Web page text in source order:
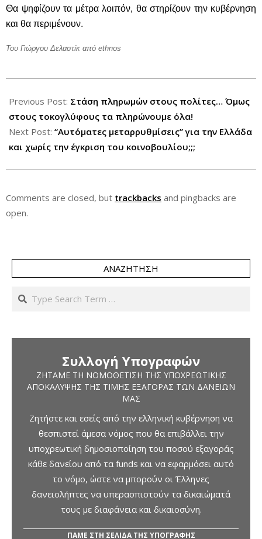
Θα ψηφίζουν τα μέτρα λοιπόν, θα στηρίζουν την κυβέρνηση
και θα περιμένουν.
Του Γιώργου Δελαστίκ από ethnos
11-
04
Previous Post: Στάση πληρωμών στους πολίτες… Όμως
στους τοκογλύφους τα πληρώνουμε όλα!
Next Post: “Αυτόματες μεταρρυθμίσεις” για την Ελλάδα
και χωρίς την έγκριση του κοινοβουλίου;;;
Comments are closed, but trackbacks and pingbacks are
open.
ΑΝΑΖΉΤΗΣΗ
Search
Συλλογή Υπογραφών
ΖΗΤΆΜΕ ΤΗ ΝΟΜΟΘΈΤΙΣΗ ΤΗΣ ΥΠΟΧΡΕΩΤΙΚΉΣ
ΑΠΟΚΆΛΥΨΗΣ ΤΗΣ ΤΙΜΉΣ ΕΞΑΓΟΡΆΣ ΤΩΝ ΔΑΝΕΊΩΝ
ΜΑΣ
Ζητήστε και εσείς από την ελληνική κυβέρνηση να
θεσπιστεί άμεσα νόμος που θα επιβάλλει την
υποχρεωτική δημοσιοποίηση του ποσού εξαγοράς
κάθε δανείου από τα funds και να εφαρμόσει αυτό
το νόμο, ώστε να μπορούν οι Έλληνες
δανειολήπτες να υπερασπιστούν τα δικαιώματά
τους με διαφάνεια και δικαιοσύνη.
ΠΑΜΕ ΣΤΗ ΣΕΛΙΔΑ ΤΗΣ ΥΠΟΓΡΑΦΗΣ